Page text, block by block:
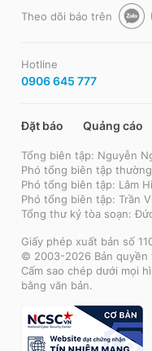
Theo dõi báo trên
Hotline
0906 645 777
Đặt báo Quảng cáo
Tổng biên tập: Nguyễn
Phó tổng biên tập
Phó tổng biên tập: Lâm
Phó tổng biên tập: Trần
Tổng thư ký tòa soạn:
Giấy phép xuất bản số
© 2003-2026 Bản quyền
Cấm sao chép dưới mọi
bằng văn bản.